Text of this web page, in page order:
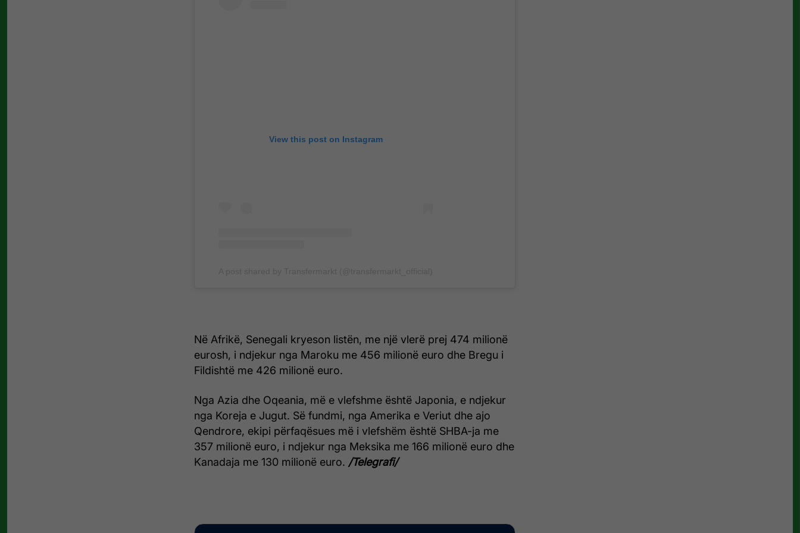
View this post on Instagram
Në Afrikë, Senegali kryeson listën, me një vlerë prej 474 milionë
eurosh, i ndjekur nga Maroku me 456 milionë euro dhe Bregu i
Fildishtë me 426 milionë euro.
Nga Azia dhe Oqeania, më e vlefshme është Japonia, e ndjekur
nga Koreja e Jugut. Së fundmi, nga Amerika e Veriut dhe ajo
Qendrore, ekipi përfaqësues më i vlefshëm është SHBA-ja me
357 milionë euro, i ndjekur nga Meksika me 166 milionë euro dhe
Kanadaja me 130 milionë euro. /Telegrafi/